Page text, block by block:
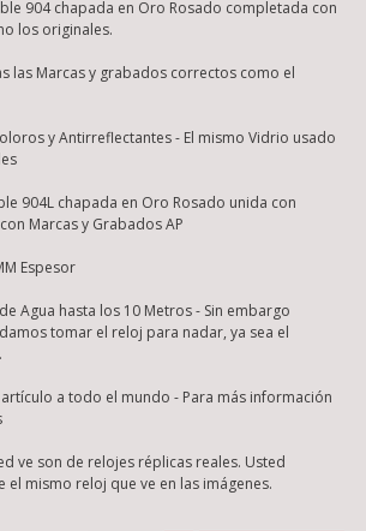
904 chapada en Oro Rosado completada con
los originales.
las Marcas y grabados correctos como el
y Antirreflectantes - El mismo Vidrio usado
904L chapada en Oro Rosado unida con
Marcas y Grabados AP
Espesor
Agua hasta los 10 Metros - Sin embargo
tomar el reloj para nadar, ya sea el
a todo el mundo - Para más información
ve son de relojes réplicas reales. Usted
el mismo reloj que ve en las imágenes.